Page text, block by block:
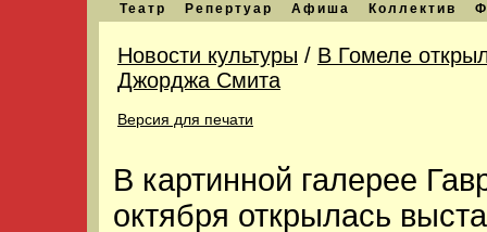
Театр Репертуар Афиша Коллектив
Новости культуры / В Гомеле
Джорджа Смита
Версия для печати
В картинной галерее
октября открылась